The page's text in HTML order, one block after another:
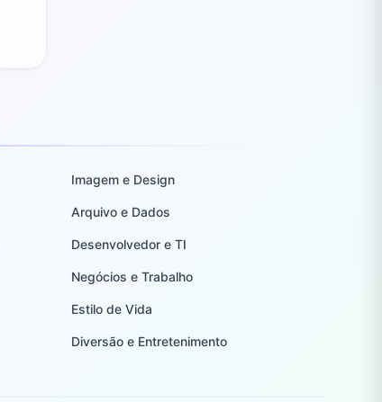
Imagem e Design
Arquivo e Dados
Desenvolvedor e TI
Negócios e Trabalho
Estilo de Vida
Diversão e Entretenimento